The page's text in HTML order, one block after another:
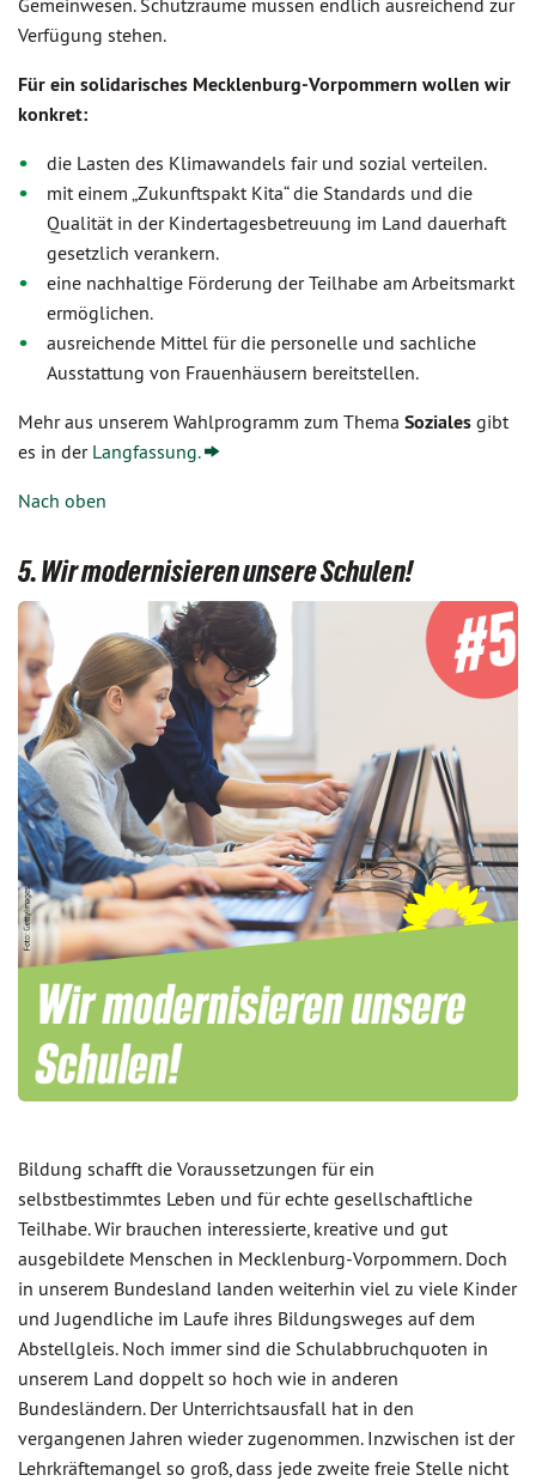
Gemeinwesen. Schutzräume müssen endlich ausreichend zur
Verfügung stehen.
Für ein solidarisches Mecklenburg-Vorpommern wollen wir
konkret:
die Lasten des Klimawandels fair und sozial verteilen.
mit einem „Zukunftspakt Kita“ die Standards und die
Qualität in der Kindertagesbetreuung im Land dauerhaft
gesetzlich verankern.
eine nachhaltige Förderung der Teilhabe am Arbeitsmarkt
ermöglichen.
ausreichende Mittel für die personelle und sachliche
Ausstattung von Frauenhäusern bereitstellen.
Mehr aus unserem Wahlprogramm zum Thema Soziales gibt
es in der Langfassung.
Nach oben
5. Wir modernisieren unsere Schulen!
Bildung schafft die Voraussetzungen für ein
selbstbestimmtes Leben und für echte gesellschaftliche
Teilhabe. Wir brauchen interessierte, kreative und gut
ausgebildete Menschen in Mecklenburg-Vorpommern. Doch
in unserem Bundesland landen weiterhin viel zu viele Kinder
und Jugendliche im Laufe ihres Bildungsweges auf dem
Abstellgleis. Noch immer sind die Schulabbruchquoten in
unserem Land doppelt so hoch wie in anderen
Bundesländern. Der Unterrichtsausfall hat in den
vergangenen Jahren wieder zugenommen. Inzwischen ist der
Lehrkräftemangel so groß, dass jede zweite freie Stelle nicht